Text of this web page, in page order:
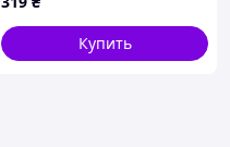
9.3g, ø 30.8mm No3949
Купить